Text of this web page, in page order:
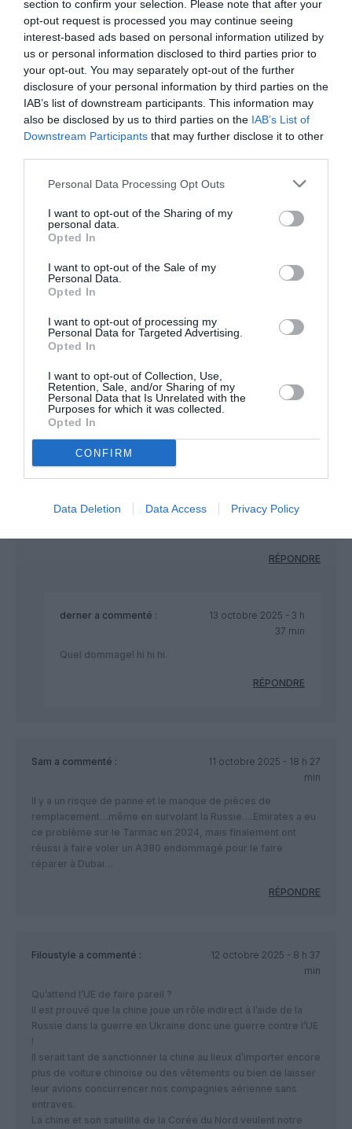
section to confirm your selection. Please note that after your
opt-out request is processed you may continue seeing
interest-based ads based on personal information utilized by
us or personal information disclosed to third parties prior to
your opt-out. You may separately opt-out of the further
disclosure of your personal information by third parties on the
IAB’s list of downstream participants. This information may
also be disclosed by us to third parties on the IAB’s List of
Downstream Participants that may further disclose it to other
Personal Data Processing Opt Outs
I want to opt-out of the Sharing of my
personal data.
Opted In
I want to opt-out of the Sale of my
Personal Data.
Opted In
I want to opt-out of processing my
Personal Data for Targeted Advertising.
Opted In
I want to opt-out of Collection, Use,
Retention, Sale, and/or Sharing of my
Personal Data that Is Unrelated with the
Purposes for which it was collected.
Opted In
CONFIRM
Data Deletion Data Access Privacy Policy
Les compagnies occidentales ne refusent pas de survoler
les us. Il suffit d’être à minima informé pour le savoir. Suite à la
deuxième invasion russe sur l’ukraine l’UE ainsi que la
majorité des pays de l’Ouest et certains pays asiatiques ont
fermé leur espace aérien à la Russie. Qui a appliqué la
réciprocité. Les compagnies occidentales ne le font donc pas
par choux mais suite à une décision politique. Les
asiatiques dont les pays sont dits non alignés pourraient
comme MH qui malheureusement a une triste expérience en
la matière de survol d’un espace aérien où la Russie est en
guerre.
RÉPONDRE
Lomnavaa commenté :
11 octobre 2025 - 20 h
RÉPONDRE
Tiloa commenté :
11 octobre 2025 - 15 h 08
Il risque de faire capoter la commande de 500 Boeing si il fait
RÉPONDRE
derner a commenté :
13 octobre 2025 - 3 h
37 min
Quel dommage! hi hi hi.
RÉPONDRE
Sam a commenté :
11 octobre 2025 - 18 h 27
min
Il y a un risque de panne et le manque de pièces de
remplacement…même en survolant la Russie….Emirates a eu
ce problème sur le Tarmac en 2024, mais finalement ont
réussi à faire voler un A380 endommagé pour le faire
réparer à Dubai…
RÉPONDRE
Filoustyle a commenté :
12 octobre 2025 - 8 h 37
min
Qu’attend l’UE de faire pareil ?
Il est prouvé que la chine joue un rôle indirect à l’aide de la
Russie dans la guerre en Ukraine donc une guerre contre l’UE
!
Il serait tant de sanctionner la chine au lieux d’importer encore
plus de voiture chinoise ou des vêtements ou bien de laisser
leur avions concurrencer nos compagnies aérienne sans
entraves.
La chine et son satellite de la Corée du Nord veulent notre